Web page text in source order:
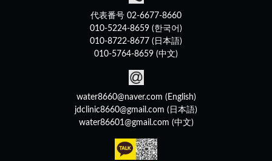
代表番号 02-6677-8660
010-5224-8659 (한국어)
010-8722-8677 (日本語)
010-5764-8659 (中文)
water8660@naver.com (English)
jdclinic8660@gmail.com (日本語)
water86601@gmail.com (中文)